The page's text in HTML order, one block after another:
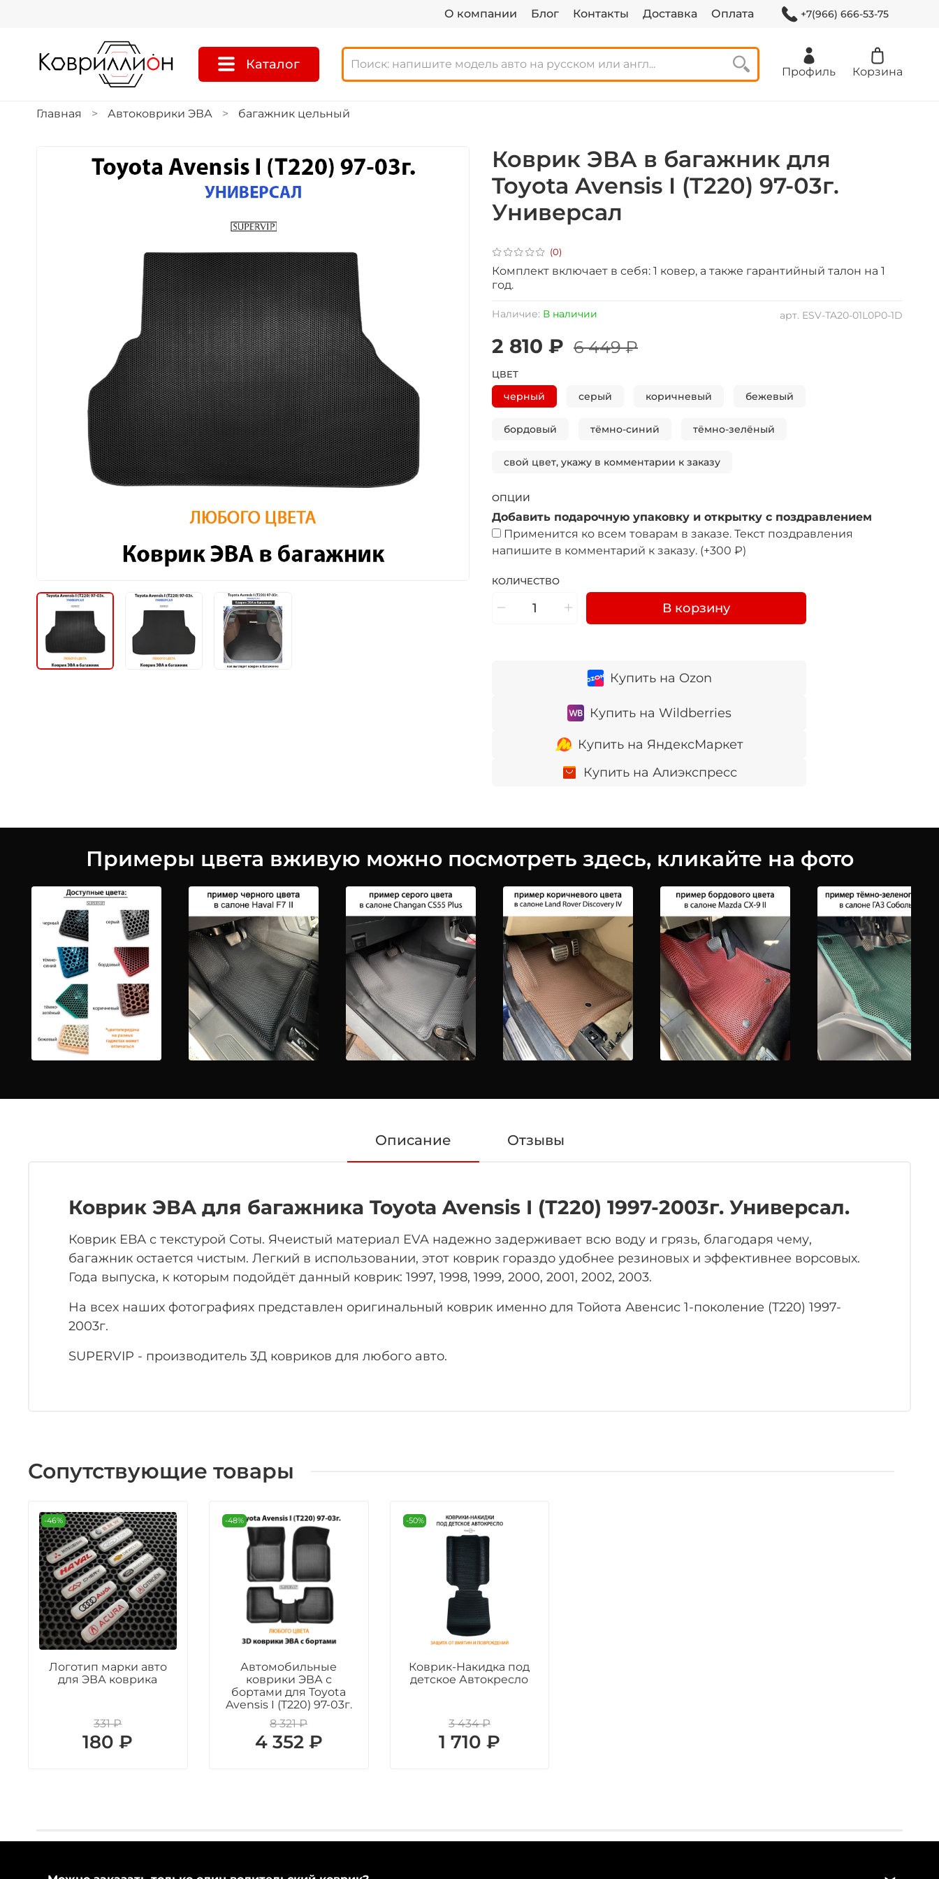
О компании Блог Контакты Доставка Оплата +7(966) 666-53-75
Каталог Профиль Корзина
Главная Автоковрики ЭВА багажник цельный
(0)
арт. ESV-TA20-01L0P0-1D
Наличие: В наличии
Коврик ЭВА в багажник для
Toyota Avensis I (T220) 97-03г.
Универсал
2 810 ₽ 6 449 ₽
КОЛИЧЕСТВО
В корзину
Купить на Ozon
Купить на Wildberries
Купить на ЯндексМаркет
Купить на Алиэкспресс
ЦВЕТ
черный серый коричневый бежевый
бордовый тёмно-синий тёмно-зелёный
свой цвет, укажу в комментарии к заказу
ОПЦИИ
Добавить подарочную упаковку и открытку с поздравлением
Применится ко всем товарам в заказе. Текст поздравления
напишите в комментарий к заказу. (+300 ₽)
Комплект включает в себя: 1 ковер, а также гарантийный талон на 1
год.
Примеры цвета вживую можно посмотреть здесь, кликайте на фото
Описание Отзывы
Коврик ЭВА для багажника Toyota Avensis I (Т220) 1997-2003г. Универсал.
Коврик ЕВА с текстурой Соты. Ячеистый материал EVA надежно задерживает всю воду и грязь, благодаря чему,
багажник остается чистым. Легкий в использовании, этот коврик гораздо удобнее резиновых и эффективнее ворсовых.
Года выпуска, к которым подойдёт данный коврик: 1997, 1998, 1999, 2000, 2001, 2002, 2003.
На всех наших фотографиях представлен оригинальный коврик именно для Тойота Авенсис 1-поколение (T220) 1997-
2003г.
SUPERVIP - производитель 3Д ковриков для любого авто.
Сопутствующие товары
-46%
Логотип марки авто
для ЭВА коврика
331 ₽
180 ₽
-48%
Автомобильные
коврики ЭВА с
бортами для Toyota
Avensis I (T220) 97-03г.
8 321 ₽
4 352 ₽
-50%
Коврик-Накидка под
детское Автокресло
3 434 ₽
1 710 ₽